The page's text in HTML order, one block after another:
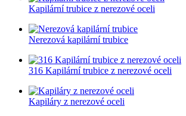
Kapilární trubice z nerezové oceli
Nerezová kapilární trubice
316 Kapilární trubice z nerezové oceli
Kapiláry z nerezové oceli